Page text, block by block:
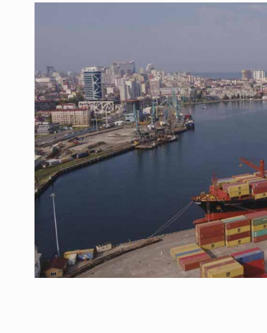
6
ოთარ შამუგია
მინისტერიალზე
ᲔᲙᲝᲜᲝᲛᲘᲙᲐ 10/05/2022